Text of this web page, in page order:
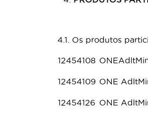
4.1. Os produtos
12454108
12454109 ONE
12454126 ONE